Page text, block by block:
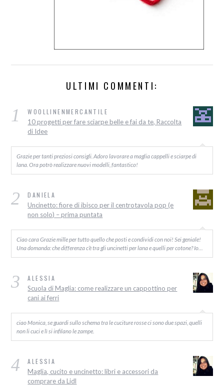
ULTIMI COMMENTI:
1 WOOLLINENMERCANTILE
10 progetti per fare sciarpe belle e fai da te, Raccolta
di Idee
Grazie per tanti preziosi consigli. Adoro lavorare a maglia cappelli e sciarpe di
lana. Ora potrò realizzare nuovi modelli, fantastico!
2 DANIELA
Uncinetto: fiore di ibisco per il centrotavola pop (e
non solo) – prima puntata
Ciao cara Grazie mille per tutto quello che posti e condividi con noi! Sei geniale!
Una domanda: che differenza c’è tra gli uncinetti per lana e quelli per cotone? Io…
3 ALESSIA
Scuola di Maglia: come realizzare un cappottino per
cani ai ferri
ciao Monica, se guardi sullo schema tra le cuciture rosse ci sono due spazi, quelli
non li cuci e lì si infilano le zampe.
4 ALESSIA
Maglia, cucito e uncinetto: libri e accessori da
comprare da Lidl